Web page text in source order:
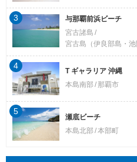
与那覇前浜ビーチ
宮古諸島
宮古島（伊良部島・池
3
T ギャラリア 沖縄
本島南部
那覇市
4
瀬底ビーチ
本島北部 本部町
5